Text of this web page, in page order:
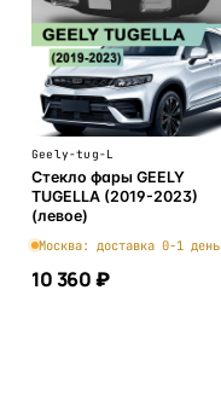
Geely-tug-L
Стекло фары GEELY
TUGELLA (2019-2023)
(левое)
Москва: доставка 0-1 день
10 360 ₽